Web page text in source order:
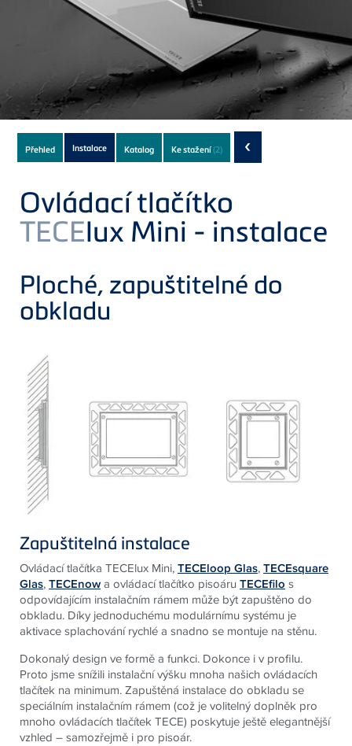
Subnavigation
of
current
Product
Přehled Instalace Katalog Ke stažení(2) ‹
Ovládací tlačítko
TECElux Mini - instalace
Ploché, zapuštitelné do
obkladu
Zapuštitelná instalace
Ovládací tlačítka TECElux Mini,TECEloop Glas,TECEsquare
Glas,TECEnowa ovládací tlačítko pisoáruTECEfilo s
odpovídajícím instalačním rámem může být zapuštěno do
obkladu. Díky jednoduchému modulárnímu systému je
aktivace splachování rychlé a snadno se montuje na stěnu.
Dokonalý design ve formě a funkci. Dokonce i v profilu.
Proto jsme snížili instalační výšku mnoha našich ovládacích
tlačítek na minimum. Zapuštěná instalace do obkladu se
speciálním instalačním rámem (což je volitelný doplněk pro
mnoho ovládacích tlačítek TECE) poskytuje ještě elegantnější
vzhled – samozřejmě i pro pisoár.